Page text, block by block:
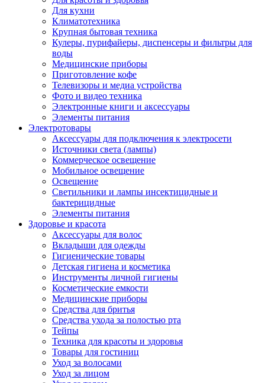
Для кухни
Климатотехника
Крупная бытовая техника
Кулеры, пурифайеры, диспенсеры и фильтры для
воды
Медицинские приборы
Приготовление кофе
Телевизоры и медиа устройства
Фото и видео техника
Электронные книги и аксессуары
Элементы питания
Электротовары
Аксессуары для подключения к электросети
Источники света (лампы)
Коммерческое освещение
Мобильное освещение
Освещение
Светильники и лампы инсектицидные и
бактерицидные
Элементы питания
Здоровье и красота
Аксессуары для волос
Вкладыши для одежды
Гигиенические товары
Детская гигиена и косметика
Инструменты личной гигиены
Косметические емкости
Медицинские приборы
Средства для бритья
Средства ухода за полостью рта
Тейпы
Техника для красоты и здоровья
Товары для гостиниц
Уход за волосами
Уход за лицом